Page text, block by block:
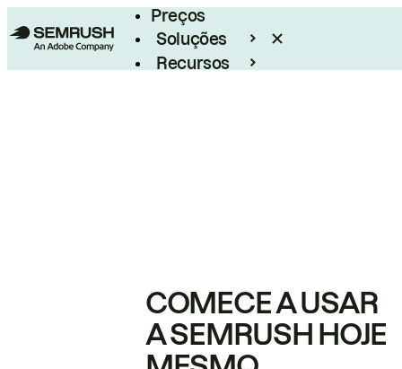
Preços
Soluções
Recursos
COMECE A USAR
A SEMRUSH HOJE